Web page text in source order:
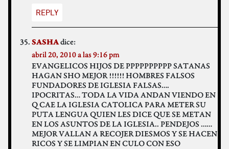
REPLY
SASHAdice:
abril 20, 2010 a las 9:16 pm
EVANGELICOS HIJOS DE PPPPPPPPPP SATANAS
HAGAN SHO MEJOR !!!!!! HOMBRES FALSOS
FUNDADORES DE IGLESIA FALSAS….
IPOCRITAS… TODA LA VIDA ANDAN VIENDO EN
Q CAE LA IGLESIA CATOLICA PARA METER SU
PUTA LENGUA QUIEN LES DICE QUE SE METAN
EN LOS ASUNTOS DE LA IGLESIA.. PENDEJOS ……
MEJOR VALLAN A RECOJER DIESMOS Y SE HACEN
RICOS Y SE LIMPIAN EN CULO CON ESO